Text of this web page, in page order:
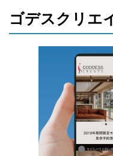
ゴデスクリエ